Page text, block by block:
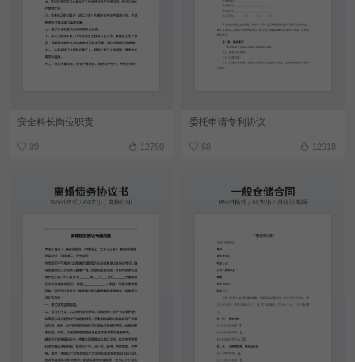
安全科长岗位职责
39 12760
委托申请专利协议
68 12918